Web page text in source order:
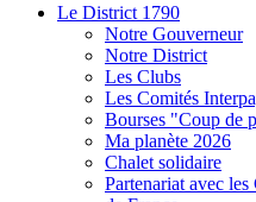
Le District 1790
Notre Gouverneur
Notre District
Les Clubs
Les Comités
Bourses "Coup de
Ma planète 2026
Chalet solidaire
Partenariat avec